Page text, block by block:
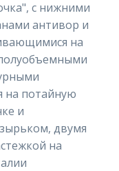
с нижними
антивор и
на
на потайную
и
двумя
на